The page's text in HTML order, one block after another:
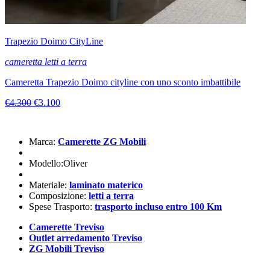
Trapezio Doimo CityLine
cameretta letti a terra
Cameretta Trapezio Doimo cityline con uno sconto imbattibile
€4.300 €3.100
Marca: Camerette ZG Mobili
Modello:Oliver
Materiale: laminato materico
Composizione: letti a terra
Spese Trasporto: trasporto incluso entro 100 Km
Camerette Treviso
Outlet arredamento Treviso
ZG Mobili Treviso